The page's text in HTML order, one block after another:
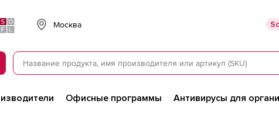
Москва
Офисные программы Антивирусы для